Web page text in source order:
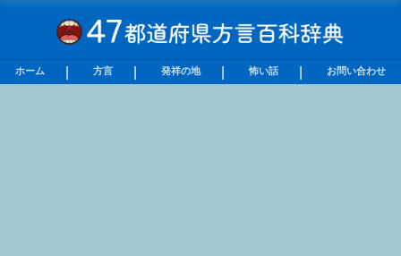
ホーム 方言 発祥の地 怖い話 お問い合わせ